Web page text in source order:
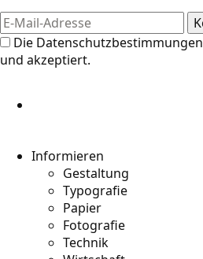
Die Datenschutzbestimmungen
und akzeptiert.
Informieren
Gestaltung
Typografie
Papier
Fotografie
Technik